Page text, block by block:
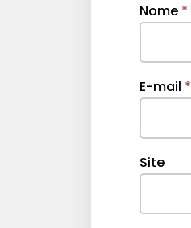
Nome *
E-mail *
Site